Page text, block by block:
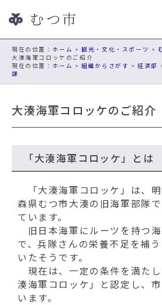
ビ
ン
現在の位置： ホーム >観光・文化・スポーツ >
大湊海軍コロッケのご紹介
ホーム >組織からさがす >経済部
課
大湊海軍コロッケのご紹介
「大湊海軍コロッケ」とは
「大湊海軍コロッケ」は、
森県むつ市大湊の旧海軍部隊
ています。
旧日本海軍にルーツを持つ
で、兵隊さんの栄養不足を補
いたそうです。
現在は、一定の条件を満た
湊海軍コロッケ」と認定し、
います。